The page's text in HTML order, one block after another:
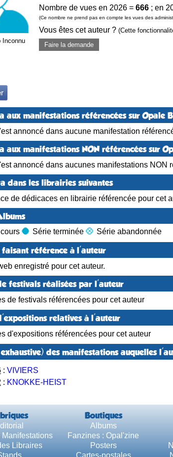
Inconnu
Nombre de vues en 2026 = 666 ; en
(Ce nombre ne prend pas en compte les vues des
Vous êtes cet auteur ? (Cette
Faire la demande
aux manifestations référencées sur Opale
annoncé dans aucune manifestation
aux manifestations NON référencées sur
annoncé dans aucunes manifestations NON
dans les librairies suivantes
de dédicaces en librairie référencée pour cet
Série terminée Série abandonnée
faisant référence à l'auteur
enregistré pour cet auteur.
festivals réalisées par l'auteur
de festivals référencées pour cet auteur
relatives à l'auteur
d'expositions référencées pour cet auteur
des manifestations auquelles
: VIVIERS
: KNOKKE-HEIST
Boutiques
Albums
Manifestations
Fanzines : Opal'zine
Libraires
Posters
Cartes-postales